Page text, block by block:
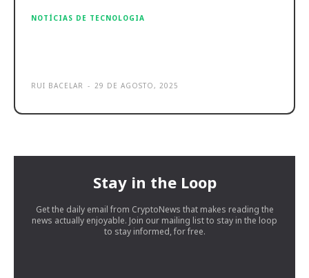
NOTÍCIAS DE TECNOLOGIA
RUI BACELAR - 29 DE AGOSTO, 2025
Stay in the Loop
Get the daily email from CryptoNews that makes reading the
news actually enjoyable. Join our mailing list to stay in the loop
to stay informed, for free.